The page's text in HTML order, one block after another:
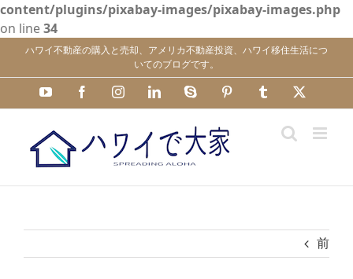
content/plugins/pixabay-images/pixabay-images.php
on line34
content
ハワイ不動産の購入と売却、アメリカ不動産投資、ハワイ移住生活につ
いてのブログです。
YouTube FacebookInstagramLinkedInSkype Pinterest Tumblr
前